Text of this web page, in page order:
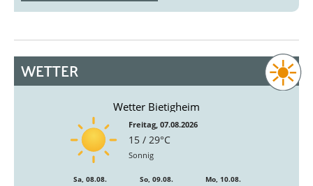
WETTER
Wetter Bietigheim
Freitag, 07.08.2026
15 / 29°C
Sonnig
Sa, 08.08. So, 09.08. Mo, 10.08.